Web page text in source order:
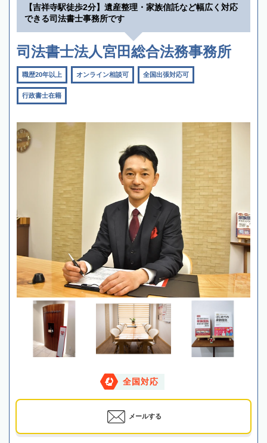
【吉祥寺駅徒歩2分】遺産整理・家族信託など幅広く対応
できる司法書士事務所です
司法書士法人宮田総合法務事務所
職歴20年以上 オンライン相談可 全国出張対応可
行政書士在籍
全国対応
メールする